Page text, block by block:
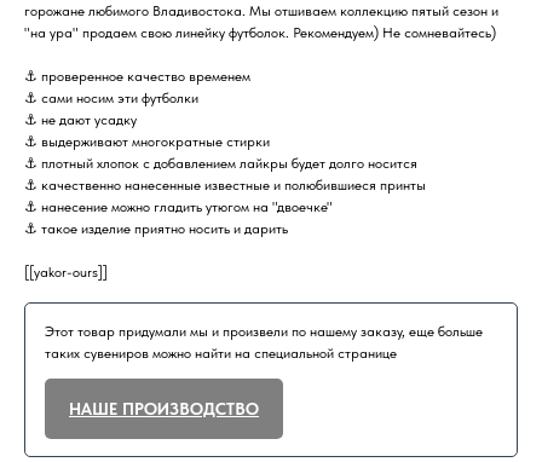
горожане любимого Владивостока. Мы отшиваем коллекцию пятый сезон и
"на ура" продаем свою линейку футболок. Рекомендуем) Не сомневайтесь)
⚓️ проверенное качество временем
⚓️ сами носим эти футболки
⚓️ не дают усадку
⚓️ выдерживают многократные стирки
⚓️ плотный хлопок с добавлением лайкры будет долго носится
⚓️ качественно нанесенные известные и полюбившиеся принты
⚓️ нанесение можно гладить утюгом на "двоечке"
⚓️ такое изделие приятно носить и дарить
[[yakor-ours]]
Этот товар придумали мы и произвели по нашему заказу, еще больше
таких сувениров можно найти на специальной странице
НАШЕ ПРОИЗВОДСТВО